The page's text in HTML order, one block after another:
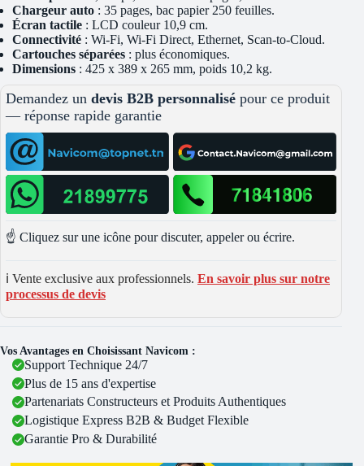
Chargeur auto : 35 pages, bac papier 250 feuilles.
Écran tactile : LCD couleur 10,9 cm.
Connectivité : Wi-Fi, Wi-Fi Direct, Ethernet, Scan-to-Cloud.
Cartouches séparées : plus économiques.
Dimensions : 425 x 389 x 265 mm, poids 10,2 kg.
Demandez un devis B2B personnalisé pour ce produit
— réponse rapide garantie
☝️ Cliquez sur une icône pour discuter, appeler ou écrire.
ℹ️ Vente exclusive aux professionnels. En savoir plus sur notre
processus de devis
Vos Avantages en Choisissant Navicom :
Support Technique 24/7
Plus de 15 ans d'expertise
Partenariats Constructeurs et Produits Authentiques
Logistique Express B2B & Budget Flexible
Garantie Pro & Durabilité